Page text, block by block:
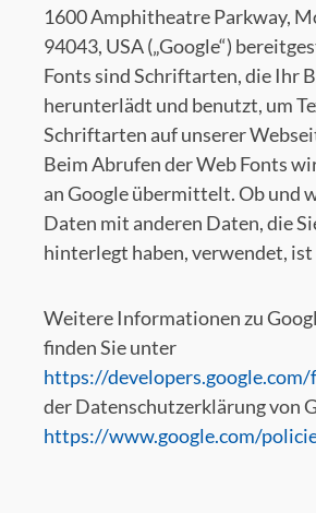
1600 Amphitheatre Parkway,
94043, USA („Google“)
Fonts sind Schriftarten, die Ihr
herunterlädt und benutzt, um
Schriftarten auf unserer
Beim Abrufen der Web Fonts
an Google übermittelt. Ob und
Daten mit anderen Daten, die
hinterlegt haben, verwendet,
Weitere Informationen zu
finden Sie unter
https://
der Datenschutzerklärung von
https://www.google.com/